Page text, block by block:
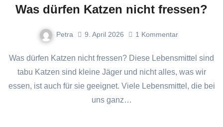
Was dürfen Katzen nicht fressen?
Petra 9. April 2026 1 Kommentar
Was dürfen Katzen nicht fressen? Diese Lebensmittel sind
tabu Katzen sind kleine Jäger und nicht alles, was wir
essen, ist auch für sie geeignet. Viele Lebensmittel, die bei
uns ganz…